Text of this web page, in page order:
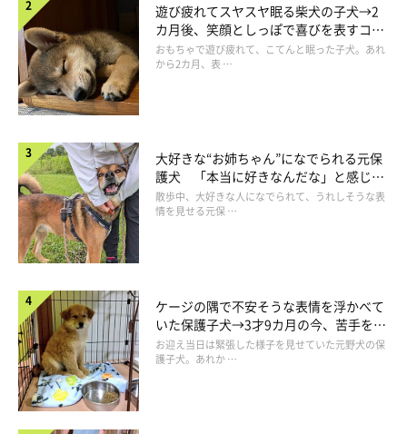
お昼寝の準備を始めました。気に入ってくれてよかったです。
500円無駄にならずに済んだ、という点もよかったです笑
遊び疲れてスヤスヤ眠る柴犬の子犬→2
カ月後、笑顔としっぽで喜びを表すコに
成長！
おもちゃで遊び疲れて、こてんと眠った子犬。あれ
から2カ月、表 …
大好きな“お姉ちゃん”になでられる元保
護犬 「本当に好きなんだな」と感じる
表情にほっこり
散歩中、大好きな人になでられて、うれしそうな表
情を見せる元保 …
ケージの隅で不安そうな表情を浮かべて
いた保護子犬→3才9カ月の今、苦手を克
服し頼もしいコに成長！
お迎え当日は緊張した様子を見せていた元野犬の保
護子犬。あれか …